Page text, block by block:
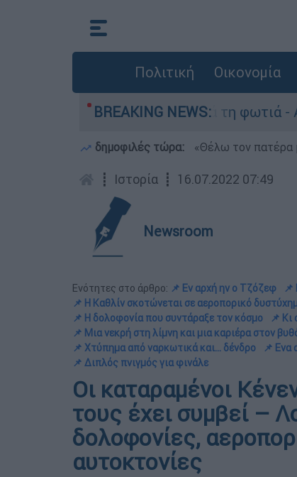
Πολιτική Οικονομία
BREAKING NEWS:
Γερμανό μετά τη φωτιά - Αγώνας για
δημοφιλές τώρα: «Θέλω τον πατέρα
┋ Ιστορία ┋ 16.07.2022 07:49
Newsroom
Ενότητες στο άρθρο: 📌 Εν αρχή ην ο Τζόζεφ
📌 Η Καθλίν σκοτώνεται σε αεροπορικό
📌 Η δολοφονία που συντάραξε τον κόσμο
📌 Κι
📌 Μια νεκρή στη λίμνη και μια καριέρα στον
📌 Χτύπημα από ναρκωτικά και... δένδρο
📌 Ενα
📌 Διπλός πνιγμός για φινάλε
Οι καταραμένοι
τους έχει συμβεί –
δολοφονίες,
αυτοκτονίες